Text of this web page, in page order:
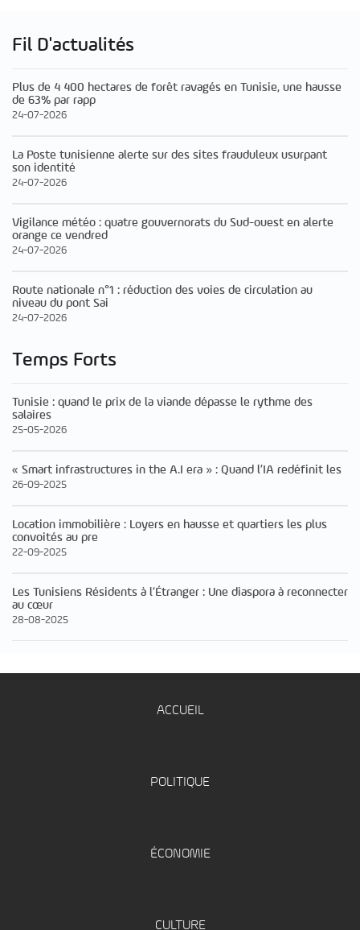
Fil D'actualités
Plus de 4 400 hectares de forêt ravagés en Tunisie, une hausse
de 63% par rapp
24-07-2026
La Poste tunisienne alerte sur des sites frauduleux usurpant
son identité
24-07-2026
Vigilance météo : quatre gouvernorats du Sud-ouest en alerte
orange ce vendred
24-07-2026
Route nationale n°1 : réduction des voies de circulation au
niveau du pont Sai
24-07-2026
Temps Forts
Tunisie : quand le prix de la viande dépasse le rythme des
salaires
25-05-2026
« Smart infrastructures in the A.I era » : Quand l’IA redéfinit les
26-09-2025
Location immobilière : Loyers en hausse et quartiers les plus
convoités au pre
22-09-2025
Les Tunisiens Résidents à l’Étranger : Une diaspora à reconnecter
au cœur
28-08-2025
ACCUEIL
POLITIQUE
ÉCONOMIE
CULTURE